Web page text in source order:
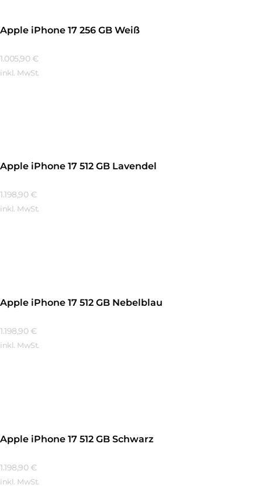
Apple iPhone 17 256 GB Weiß
1.005,90 €
inkl. MwSt.
Apple iPhone 17 512 GB Lavendel
1.198,90 €
inkl. MwSt.
Apple iPhone 17 512 GB Nebelblau
1.198,90 €
inkl. MwSt.
Apple iPhone 17 512 GB Schwarz
1.198,90 €
inkl. MwSt.